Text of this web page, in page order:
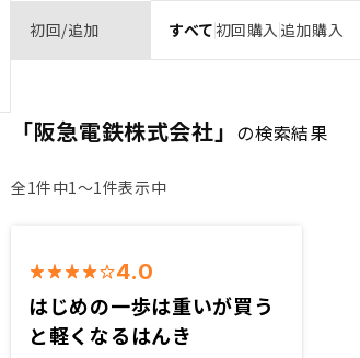
初回/追加 すべて初回購入 追加購入
「阪急電鉄株式会社」 の検索結果
全1件中1〜1件表示中
4.0
はじめの一歩は重いが買う
と軽くなるはんき